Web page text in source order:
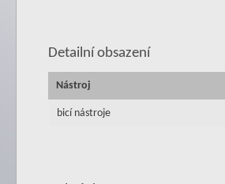
Detailní obsazení
Nástroj
bicí nástroje